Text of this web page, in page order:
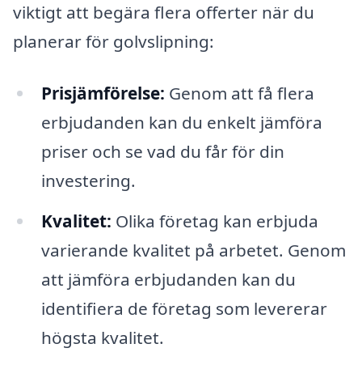
viktigt att begära flera offerter när du
planerar för golvslipning:
Prisjämförelse: Genom att få flera
erbjudanden kan du enkelt jämföra
priser och se vad du får för din
investering.
Kvalitet: Olika företag kan erbjuda
varierande kvalitet på arbetet. Genom
att jämföra erbjudanden kan du
identifiera de företag som levererar
högsta kvalitet.